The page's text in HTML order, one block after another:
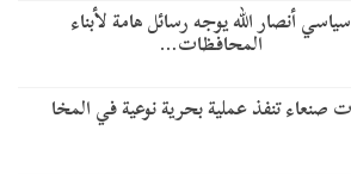
سياسي أنصار الله يوجه رسائل هامة لأبناء
المحافظات…
صنعاء تنفذ عملية بحرية نوعية في المخا